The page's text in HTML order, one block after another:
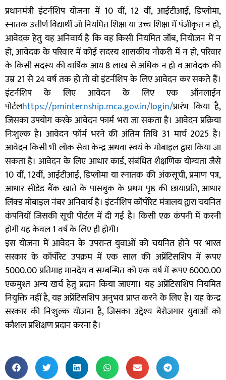
प्रधानमंत्री इंटर्नशिप योजना में 10 वीं, 12 वीं, आईटीआई, डिप्लोमा,
स्नातक उत्तीर्ण विद्यार्थी जो नियमित शिक्षा या उच्च शिक्षा में पंजीकृत न हो,
आवेदक हेतु यह अनिवार्य है कि वह किसी नियमित जॉब, नियोजन में न
हो, आवेदक के परिवार में कोई सदस्य शासकीय नौकरी में न हो, परिवार
के किसी सदस्य की वार्षिक आय 8 लाख से अधिक न हो व आवेदक की
उम्र 21 से 24 वर्ष तक हो तो वो इंटर्नशिप के लिए आवेदन कर सकते हैं।
इंटर्नशिप के लिए आवेदन के लिए एक ऑनलाईन
पोर्टलhttps://pminternship.mca.gov.in/login/प्रारंभ किया है,
जिसका उपयोग करके आवेदन फार्म भरा जा सकता है। आवेदन प्रक्रिया
निःशुल्क है। आवेदन फॉर्म भरने की अंतिम तिथि 31 मार्च 2025 है।
आवेदन किसी भी लोक सेवा केन्द्र अथवा स्वयं के मोबाइल द्वारा किया जा
सकता है। आवेदन के लिए आधार कार्ड, संबंधित शैक्षणिक योग्यता जैसे
10 वीं, 12वीं, आईटीआई, डिप्लोमा या स्नातक की अंकसूची, प्रमाण पत्र,
आधार सीडेड बैंक खाते के पासबुक के प्रथम पृष्ठ की छायाप्रति, आधार
लिंक्ड मोबाइल नंबर अनिवार्य है। इंटर्नशिप कॉर्पोरेट मंत्रालय द्वारा चयनित
कंपनियों जिसकी सूची पोर्टल में दी गई है। किसी एक कंपनी में करनी
होगी यह केवल 1 वर्ष के लिए ही होगी।
इस योजना में आवेदन के उपरान्त युवाओं को चयनित होने पर भारत
सरकार के कॉर्पोरेट उपक्रम में एक साल की अप्रेंटिसशिप में रूपए
5000.00 प्रतिमाह मानदेय व सम्बन्धित को एक वर्ष में रूपए 6000.00
एकमुश्त अन्य खर्च हेतु प्रदान किया जाएगा। यह अप्रेंटिसशिप नियमित
नियुक्ति नहीं है, यह अप्रेंटिसशिप अनुभव प्राप्त करने के लिए है। यह केन्द्र
सरकार की निःशुल्क योजना है, जिसका उद्देश्य बेरोजगार युवाओं को
कौशल प्रशिक्षण प्रदान करना है।